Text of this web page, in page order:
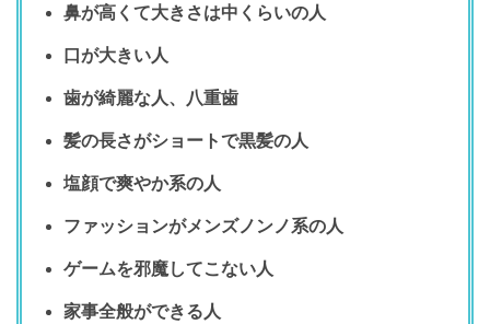
鼻が高くて大きさは中くらいの人
口が大きい人
歯が綺麗な人、八重歯
髪の長さがショートで黒髪の人
塩顔で爽やか系の人
ファッションがメンズノンノ系の人
ゲームを邪魔してこない人
家事全般ができる人